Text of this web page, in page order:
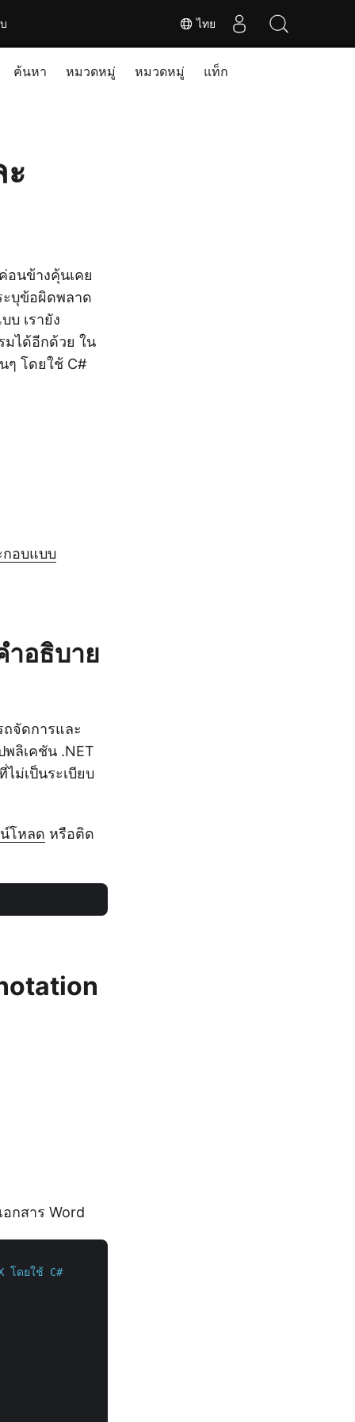
ไทย
ค้นหา หมวดหมู่ หมวดหมู่ แท็ก
อนข้างคุ้นเคย
ะบุข้อผิดพลาด
บ เรายัง
มได้อีกด้วย ใน
ๆ โดยใช้ C#
กอบแบบ
ำอธิบาย
จัดการและ
ลิเคชัน .NET
ไม่เป็นระเบียบ
โหลด หรือติด
กสาร Word
โดยใช้ C#